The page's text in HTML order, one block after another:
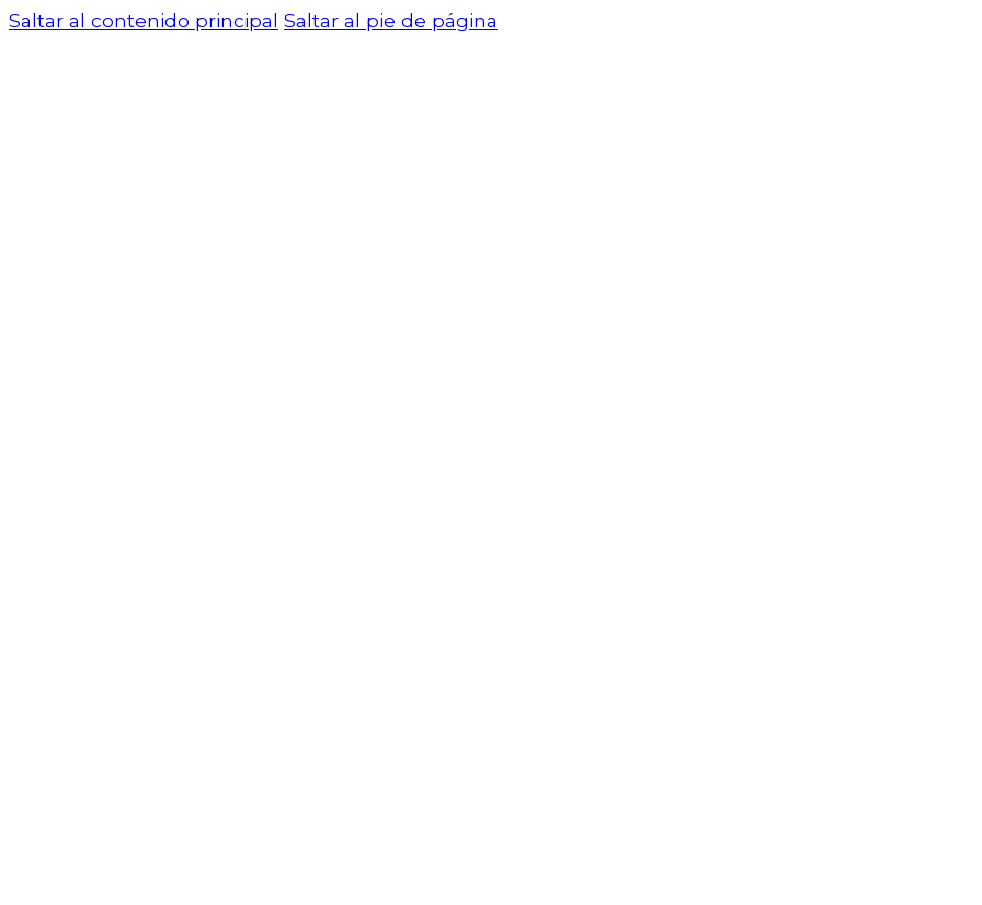
Saltar al contenido principal Saltar al pie de página